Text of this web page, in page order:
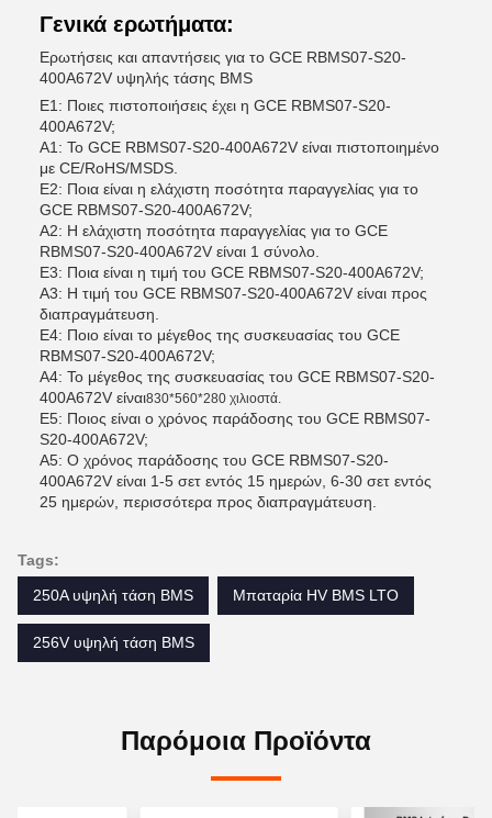
Γενικά ερωτήματα:
Ερωτήσεις και απαντήσεις για το GCE RBMS07-S20-
400A672V υψηλής τάσης BMS
Ε1: Ποιες πιστοποιήσεις έχει η GCE RBMS07-S20-
400A672V;
Α1: Το GCE RBMS07-S20-400A672V είναι πιστοποιημένο
με CE/RoHS/MSDS.
Ε2: Ποια είναι η ελάχιστη ποσότητα παραγγελίας για το
GCE RBMS07-S20-400A672V;
Α2: Η ελάχιστη ποσότητα παραγγελίας για το GCE
RBMS07-S20-400A672V είναι 1 σύνολο.
Ε3: Ποια είναι η τιμή του GCE RBMS07-S20-400A672V;
Α3: Η τιμή του GCE RBMS07-S20-400A672V είναι προς
διαπραγμάτευση.
Ε4: Ποιο είναι το μέγεθος της συσκευασίας του GCE
RBMS07-S20-400A672V;
Α4: Το μέγεθος της συσκευασίας του GCE RBMS07-S20-
400A672V είναι830*560*280 χιλιοστά.
Ε5: Ποιος είναι ο χρόνος παράδοσης του GCE RBMS07-
S20-400A672V;
Α5: Ο χρόνος παράδοσης του GCE RBMS07-S20-
400A672V είναι 1-5 σετ εντός 15 ημερών, 6-30 σετ εντός
25 ημερών, περισσότερα προς διαπραγμάτευση.
Tags:
250A υψηλή τάση BMS
Μπαταρία HV BMS LTO
256V υψηλή τάση BMS
Παρόμοια Προϊόντα